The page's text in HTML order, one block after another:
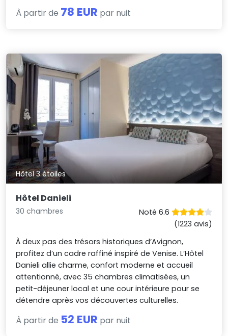
À partir de 78 EUR par nuit
Hôtel 3 étoiles
Hôtel Danieli
30 chambres
Noté 6.6
(1223 avis)
À deux pas des trésors historiques d’Avignon,
profitez d’un cadre raffiné inspiré de Venise. L’Hôtel
Danieli allie charme, confort moderne et accueil
attentionné, avec 35 chambres climatisées, un
petit-déjeuner local et une cour intérieure pour se
détendre après vos découvertes culturelles.
À partir de 52 EUR par nuit